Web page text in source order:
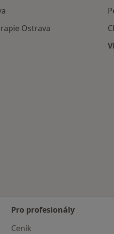
Ostrava
Pro profesionály
Ceník